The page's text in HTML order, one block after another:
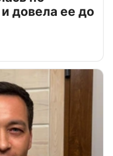
довела ее до